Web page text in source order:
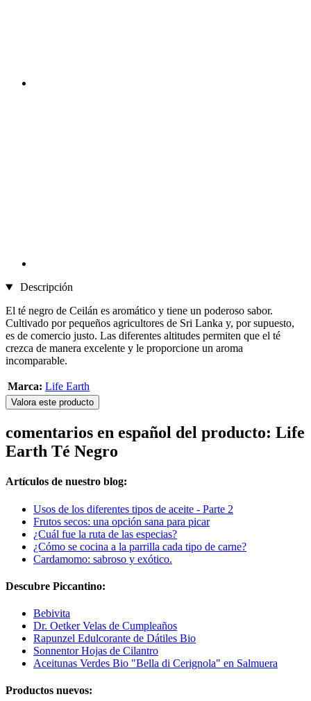
Descripción
El té negro de Ceilán es aromático y tiene un poderoso sabor.
Cultivado por pequeños agricultores de Sri Lanka y, por supuesto,
es de comercio justo. Las diferentes altitudes permiten que el té
crezca de manera excelente y le proporcione un aroma
incomparable.
Marca: Life Earth
Valora este producto
comentarios en español del producto: Life
Earth Té Negro
Artículos de nuestro blog:
Usos de los diferentes tipos de aceite - Parte 2
Frutos secos: una opción sana para picar
¿Cuál fue la ruta de las especias?
¿Cómo se cocina a la parrilla cada tipo de carne?
Cardamomo: sabroso y exótico.
Descubre Piccantino:
Bebivita
Dr. Oetker Velas de Cumpleaños
Rapunzel Edulcorante de Dátiles Bio
Sonnentor Hojas de Cilantro
Aceitunas Verdes Bio "Bella di Cerignola" en Salmuera
Productos nuevos: